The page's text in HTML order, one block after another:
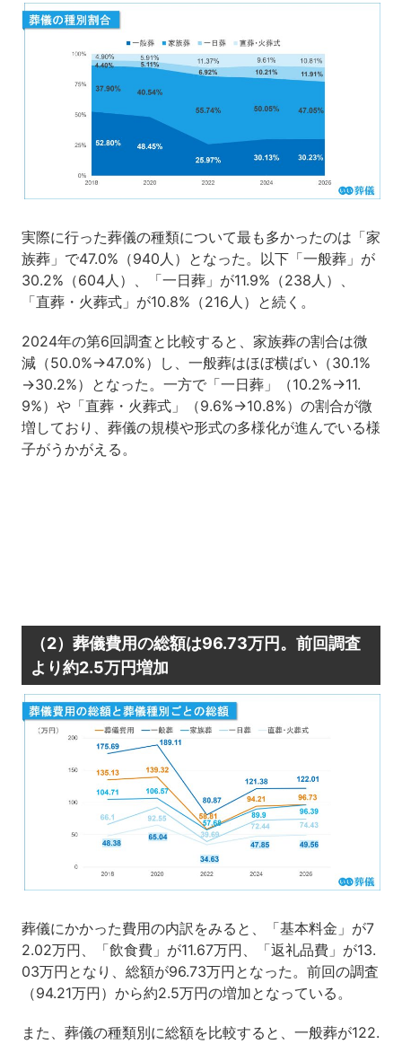
実際に行った葬儀の種類について最も多かったのは「家
族葬」で47.0%（940人）となった。以下「一般葬」が
30.2%（604人）、「一日葬」が11.9%（238人）、
「直葬・火葬式」が10.8%（216人）と続く。
2024年の第6回調査と比較すると、家族葬の割合は微
減（50.0%→47.0%）し、一般葬はほぼ横ばい（30.1%
→30.2%）となった。一方で「一日葬」（10.2%→11.
9%）や「直葬・火葬式」（9.6%→10.8%）の割合が微
増しており、葬儀の規模や形式の多様化が進んでいる様
子がうかがえる。
（2）葬儀費用の総額は96.73万円。前回調査
より約2.5万円増加
葬儀にかかった費用の内訳をみると、「基本料金」が7
2.02万円、「飲食費」が11.67万円、「返礼品費」が13.
03万円となり、総額が96.73万円となった。前回の調査
（94.21万円）から約2.5万円の増加となっている。
また、葬儀の種類別に総額を比較すると、一般葬が122.